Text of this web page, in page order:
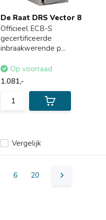
De Raat DRS Vector 8
Officieel ECB-S
gecertificeerde
inbraakwerende p...
Vergelijk
Op voorraad
1.081,-
6 20